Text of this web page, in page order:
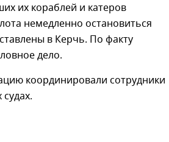
их кораблей и катеров
немедленно остановиться
в Керчь. По факту
дело.
координировали сотрудники